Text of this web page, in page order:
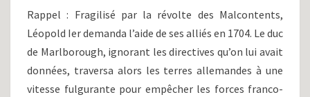
LES
ARMES
FRANÇAISES
AU
NADIR
(1706)
Rappel : Fragilisé par la révolte des Malcontents,
Léopold Ier demanda l’aide de ses alliés en 1704. Le duc
de Marlborough, ignorant les directives qu’on lui avait
données, traversa alors les terres allemandes à une
vitesse fulgurante pour empêcher les forces franco-